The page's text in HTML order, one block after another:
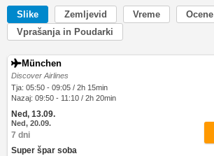
Slike Zemljevid Vreme Ocene
Vprašanja in Poudarki
München
Discover Airlines
Tja: 05:50 - 09:05 / 2h 15min
Nazaj: 09:50 - 11:10 / 2h 20min
Ned, 13.09.
Ned, 20.09.
7 dni
Super špar soba